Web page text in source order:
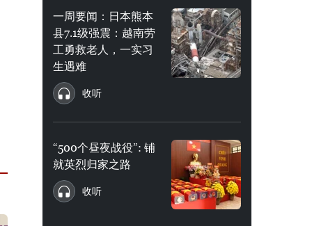
一周要闻：日本熊本
县7.1级强震：越南劳
工勇救老人，一实习
生遇难
收听
“500个昼夜战役”: 铺
就英烈归家之路
收听